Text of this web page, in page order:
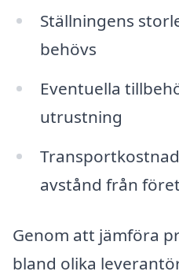
Ställningens
behövs
Eventuella
utrustning
avstånd från
Genom att jämföra
bland olika